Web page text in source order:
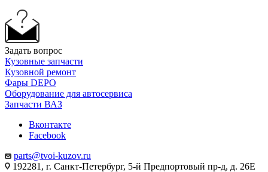
Задать вопрос
Кузовные запчасти
Кузовной ремонт
Фары DEPO
Оборудование для автосервиса
Запчасти ВАЗ
Вконтакте
Facebook
parts@tvoi-kuzov.ru
192281, г. Санкт-Петербург, 5-й Предпортовый пр-д, д. 26Е